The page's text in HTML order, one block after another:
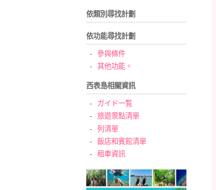
依類別尋找計劃
依功能尋找計劃
參與條件
其他功能。
西表島相關資訊
ガイド一覧
旅遊景點清單
列清單
飯店和賓館清單
租車資訊